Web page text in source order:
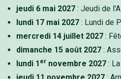
jeudi 6 mai 2027: Jeudi de
lundi 17 mai 2027: Lundi de
mercredi 14 juillet 2027:
dimanche 15 août 2027:
lundi 1 ernovembre 2027: La
jeudi 11 novembre 2027: